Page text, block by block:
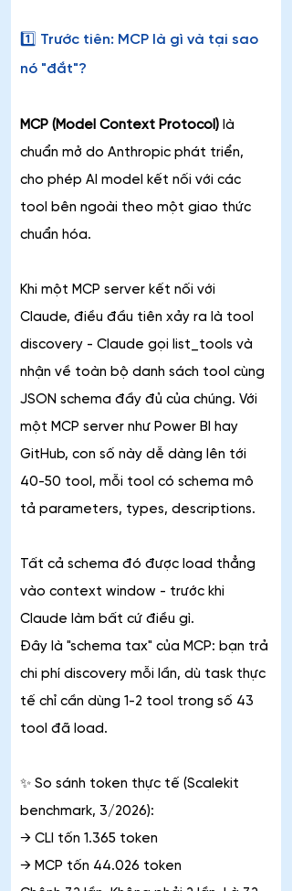
1️⃣ Trước tiên: MCP là gì và tại sao
nó "đắt"?
MCP (Model Context Protocol) là
chuẩn mở do Anthropic phát triển,
cho phép AI model kết nối với các
tool bên ngoài theo một giao thức
chuẩn hóa.
Khi một MCP server kết nối với
Claude, điều đầu tiên xảy ra là tool
discovery - Claude gọi list_tools và
nhận về toàn bộ danh sách tool cùng
JSON schema đầy đủ của chúng. Với
một MCP server như Power BI hay
GitHub, con số này dễ dàng lên tới
40-50 tool, mỗi tool có schema mô
tả parameters, types, descriptions.
Tất cả schema đó được load thẳng
vào context window - trước khi
Claude làm bất cứ điều gì.
Đây là "schema tax" của MCP: bạn trả
chi phí discovery mỗi lần, dù task thực
tế chỉ cần dùng 1-2 tool trong số 43
tool đã load.
✨ So sánh token thực tế (Scalekit
benchmark, 3/2026):
→ CLI tốn 1.365 token
→ MCP tốn 44.026 token